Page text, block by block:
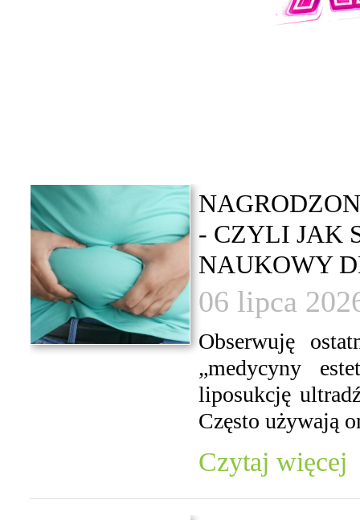
- CZYLI JAK
NAUKOWY
06 lipca
Obserwuję
„medycyny
liposukcję
Często używają
Czytaj więcej